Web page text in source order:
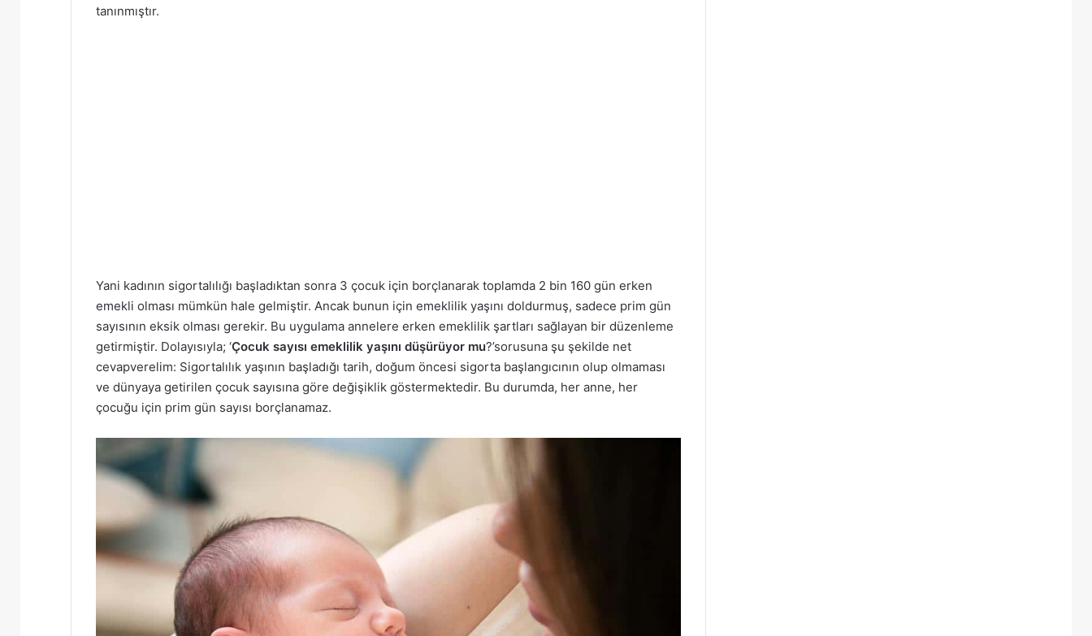
tanınmıştır.
Yani kadının sigortalılığı başladıktan sonra 3 çocuk için borçlanarak toplamda 2 bin 160 gün erken
emekli olması mümkün hale gelmiştir. Ancak bunun için emeklilik yaşını doldurmuş, sadece prim gün
sayısının eksik olması gerekir. Bu uygulama annelere erken emeklilik şartları sağlayan bir düzenleme
getirmiştir. Dolayısıyla; ‘Çocuk sayısı emeklilik yaşını düşürüyor mu?’sorusuna şu şekilde net
cevapverelim: Sigortalılık yaşının başladığı tarih, doğum öncesi sigorta başlangıcının olup olmaması
ve dünyaya getirilen çocuk sayısına göre değişiklik göstermektedir. Bu durumda, her anne, her
çocuğu için prim gün sayısı borçlanamaz.